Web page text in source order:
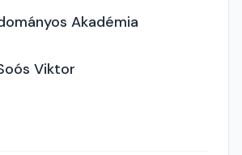
Akadémia
Viktor